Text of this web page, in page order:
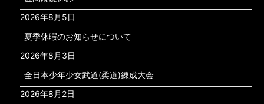
2026年8月5日
夏季休暇のお知らせについて
2026年8月3日
全日本少年少女武道(柔道)錬成大会
2026年8月2日